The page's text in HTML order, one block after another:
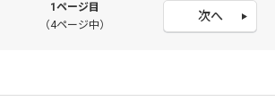
1ページ目
（4ページ中）
次へ